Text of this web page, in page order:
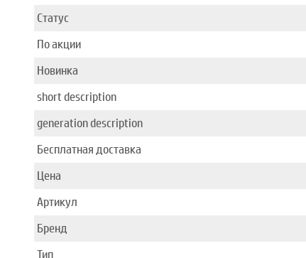
Статус
По акции
Новинка
short description
generation description
Бесплатная доставка
Цена
Артикул
Бренд
Тип